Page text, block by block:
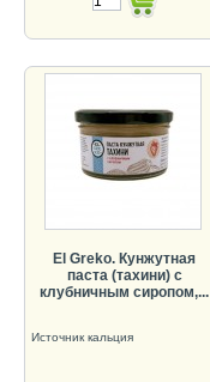
El Greko. Кунжутная
паста (тахини) с
клубничным сиропом,...
Источник кальция